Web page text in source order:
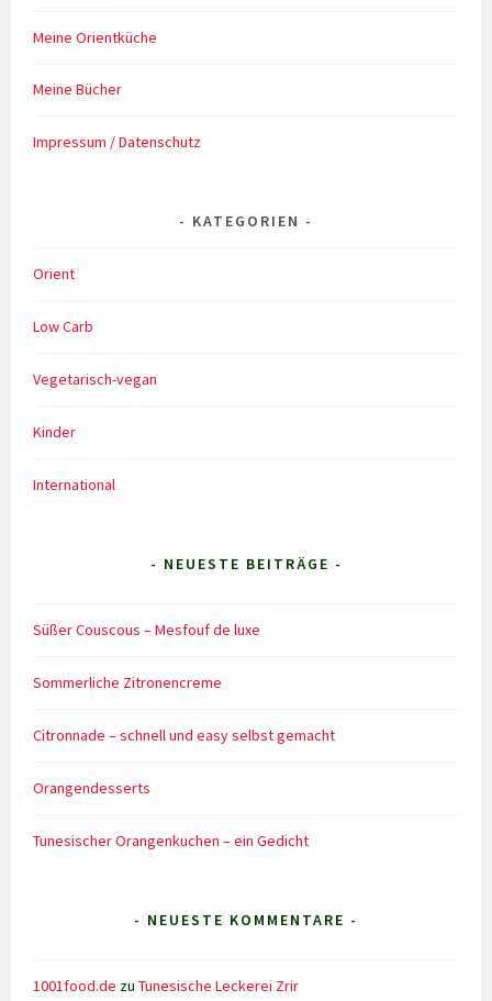
Meine Orientküche
Meine Bücher
Impressum / Datenschutz
KATEGORIEN
Orient
Low Carb
Vegetarisch-vegan
Kinder
International
- NEUESTE BEITRÄGE -
Süßer Couscous – Mesfouf de luxe
Sommerliche Zitronencreme
Citronnade – schnell und easy selbst gemacht
Orangendesserts
Tunesischer Orangenkuchen – ein Gedicht
- NEUESTE KOMMENTARE -
1001food.de zuTunesische Leckerei Zrir